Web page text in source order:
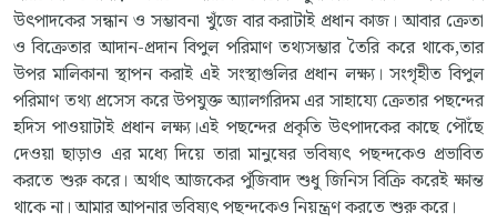
উৎপাদকের সন্ধান ও সম্ভাবনা খুঁজে বার করাটাই প্রধান কাজ। আবার ক্রেতা
ও বিক্রেতার আদান-প্রদান বিপুল পরিমাণ তথ্যসম্ভার তৈরি করে থাকে,তার
উপর মালিকানা স্থাপন করাই এই সংস্থাগুলির প্রধান লক্ষ্য। সংগৃহীত বিপুল
পরিমাণ তথ্য প্রসেস করে উপযুক্ত অ্যালগরিদম এর সাহায্যে ক্রেতার পছন্দের
হদিস পাওয়াটাই প্রধান লক্ষ্য।এই পছন্দের প্রকৃতি উৎপাদকের কাছে পৌঁছে
দেওয়া ছাড়াও এর মধ্যে দিয়ে তারা মানুষের ভবিষ্যৎ পছন্দকেও প্রভাবিত
করতে শুরু করে। অর্থাৎ আজকের পুঁজিবাদ শুধু জিনিস বিক্রি করেই ক্ষান্ত
থাকে না। আমার আপনার ভবিষ্যৎ পছন্দকেও নিয়ন্ত্রণ করতে শুরু করে।